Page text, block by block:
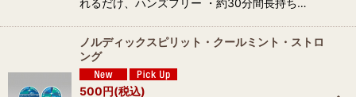
れるだけ、ハンズフリー ・約30分間長持ち…
ノルディックスピリット・クールミント・ストロ
ング
500円(税込)